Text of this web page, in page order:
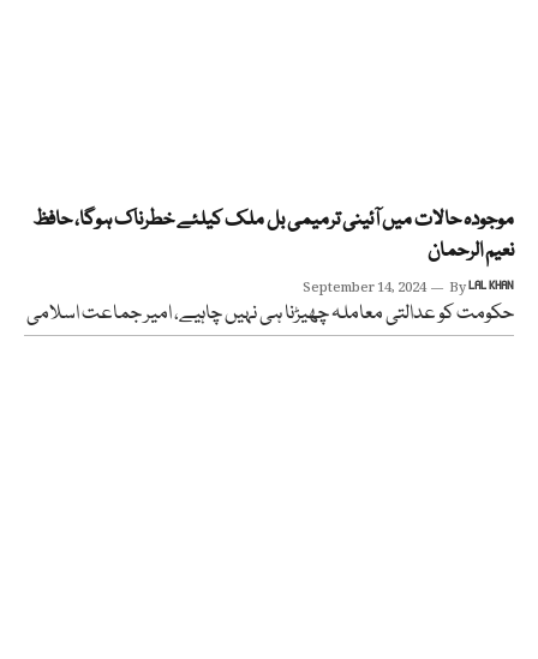
موجودہ حالات میں آئینی ترمیمی بل ملک کیلئے خطرناک ہوگا، حافظ
نعیم الرحمان
September 14, 2024 ByLAL KHAN
حکومت کو عدالتی معاملہ چھیڑنا ہی نہیں چاہیے، امیر جماعت اسلامی